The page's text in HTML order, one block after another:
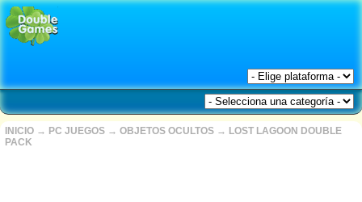
INICIO → PC JUEGOS → OBJETOS OCULTOS → LOST LAGOON DOUBLE
PACK